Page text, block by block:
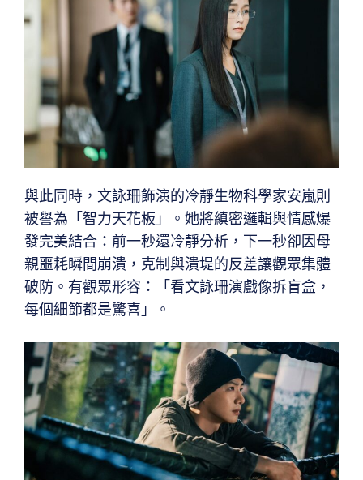
與此同時，文詠珊飾演的冷靜生物科學家安嵐則
被譽為「智力天花板」。她將縝密邏輯與情感爆
發完美結合：前一秒還冷靜分析，下一秒卻因母
親噩耗瞬間崩潰，克制與潰堤的反差讓觀眾集體
破防。有觀眾形容：「看文詠珊演戲像拆盲盒，
每個細節都是驚喜」。